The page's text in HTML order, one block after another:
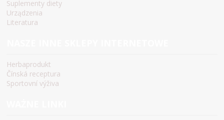
Suplementy diety
Urządzenia
Literatura
Herbaprodukt
Čínská receptura
Sportovní výživa